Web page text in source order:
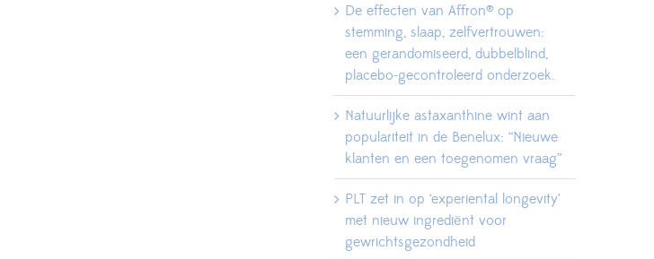
De effecten van Affron® op
stemming, slaap, zelfvertrouwen:
een gerandomiseerd, dubbelblind,
placebo-gecontroleerd onderzoek.
Natuurlijke astaxanthine wint aan
populariteit in de Benelux: “Nieuwe
klanten en een toegenomen vraag”
PLT zet in op ‘experiental longevity’
met nieuw ingrediënt voor
gewrichtsgezondheid